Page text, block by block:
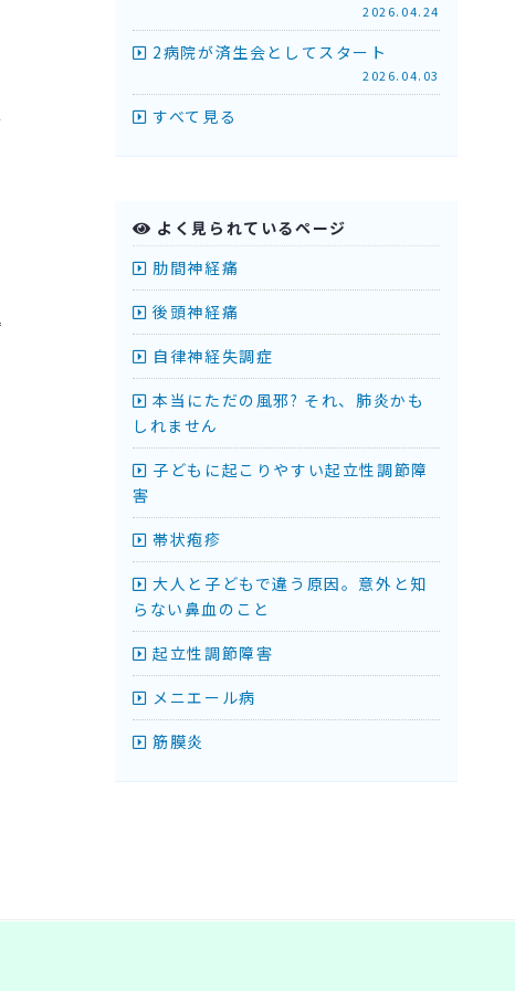
2026.04.24
2病院が済生会としてスタート
2026.04.03
すべて見る
よく見られているページ
肋間神経痛
後頭神経痛
自律神経失調症
本当にただの風邪? それ、肺炎かも
しれません
子どもに起こりやすい起立性調節障
害
帯状疱疹
大人と子どもで違う原因。意外と知
らない鼻血のこと
起立性調節障害
メニエール病
筋膜炎